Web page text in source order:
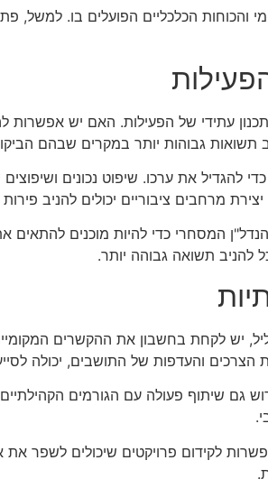
והכוחות הכלכליים הפועלים בו. למשל,
עתידי של הפעילות. האם יש
תשואות גבוהות יותר במקרים שבהם
להגדיל את ערכו. שיפוט נכונים
מרחבים ציבוריים יכולים להניב
המסחרי כדי להיות מוכנים להתאים
להניב תשואה גבוהה יותר.
לקחת בחשבון את ההקשרים המקומיים
והעדפות של התושבים, יכולה
גם שיתוף פעולה עם הגורמים
לקידום פרויקטים שיכולים לשפר את